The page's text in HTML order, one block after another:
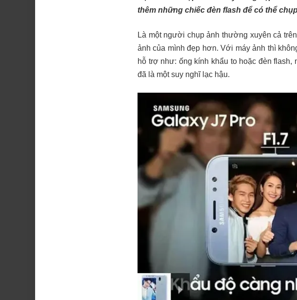
thêm những chiếc đèn flash để có thể
Là một người chụp ảnh thường xuyên cả
ảnh của mình đẹp hơn. Với máy ảnh thì
hỗ trợ như: ống kính khẩu to hoặc đèn
đã là một suy nghĩ lạc hậu.